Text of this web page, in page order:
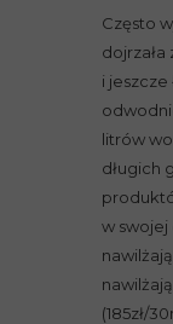
Często
dojrzała
i
litrów
długich
w swojej
(185zł/